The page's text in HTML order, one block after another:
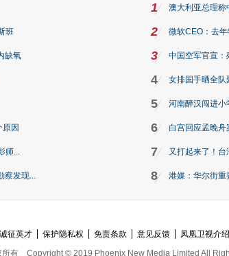
班
缺氧
因
师...
察发现...
1 澳大利亚总理称
2 微软CEO：去
3 中国空军官宣：
4 女排国手晒全队
5 河南醉汉闯进小
6 白宫回应孟晚舟
7 又打起来了！台
8 港媒：华尔街重
诚征英才 保护隐私权 免责条款 意见反馈 凤凰卫视介绍
所有 Copyright © 2019 Phoenix New Media Limited All